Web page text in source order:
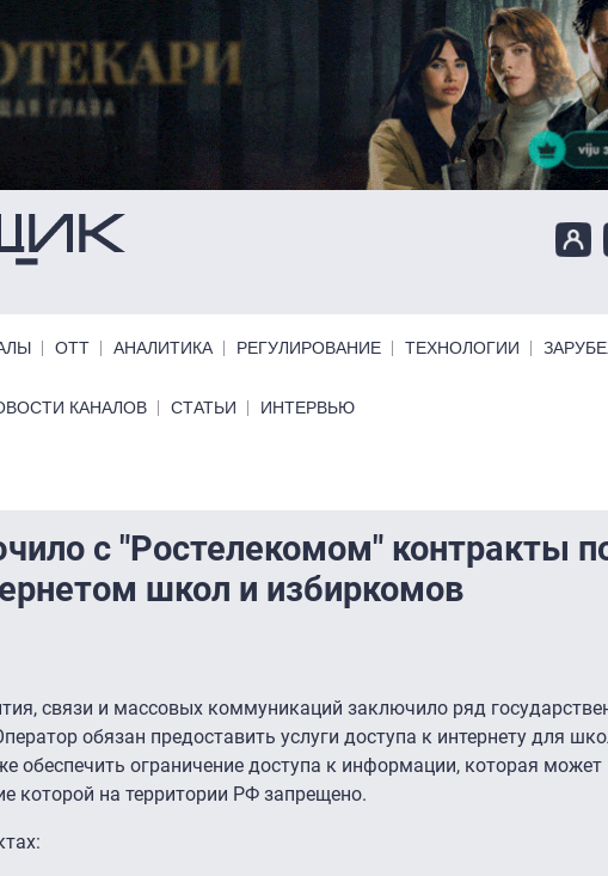
ОТТ АНАЛИТИКА РЕГУЛИРОВАНИЕ ТЕХНОЛОГИИ
КАНАЛОВ СТАТЬИ ИНТЕРВЬЮ
с "Ростелекомом" контракты
школ и избиркомов
связи и массовых коммуникаций заключило ряд
обязан предоставить услуги доступа к интернету для
обеспечить ограничение доступа к информации, которая может
которой на территории РФ запрещено.